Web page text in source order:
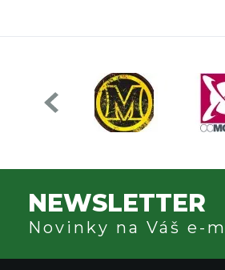
NEWSLETTER
Novinky na Váš e-